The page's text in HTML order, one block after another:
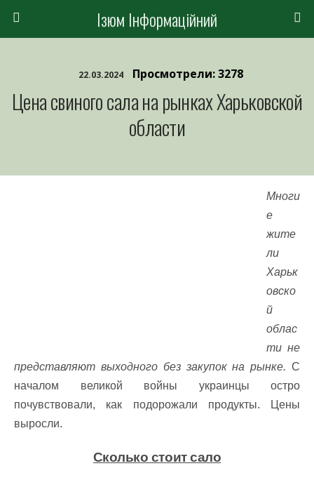
Ізюм Інформаційний
22.03.2024 Просмотрели: 3278
Цена свиного сала на рынках Харьковской
области
Многи
е
жите
ли
Харьк
овско
й
облас
ти не
представляют выходного без закупок на рынке. С
началом великой войны украинцы остро
почувствовали, как подорожали продукты. Цены
выросли.
Сколько стоит сало